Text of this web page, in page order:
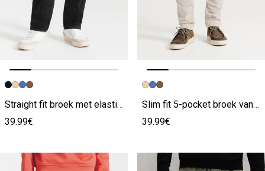
Vorige afbeelding
Volgende beeld
Straight fit broek met elastische taille
39.99€
Vorige afbeelding
Volgende beeld
Slim fit 5-pocket broek van bi-stretch materiaal
39.99€